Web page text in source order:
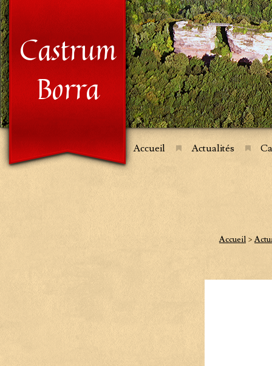
Castrum
Borra
Accueil Actualités
Accueil >